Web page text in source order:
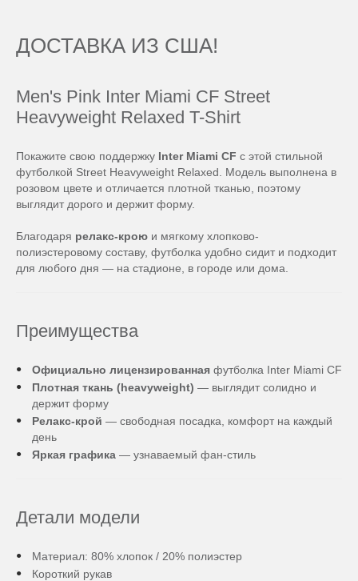
ДОСТАВКА ИЗ США!
Men's Pink Inter Miami CF Street
Heavyweight Relaxed T-Shirt
Покажите свою поддержку Inter Miami CF с этой стильной
футболкой Street Heavyweight Relaxed. Модель выполнена в
розовом цвете и отличается плотной тканью, поэтому
выглядит дорого и держит форму.
Благодаря релакс-крою и мягкому хлопково-
полиэстеровому составу, футболка удобно сидит и подходит
для любого дня — на стадионе, в городе или дома.
Преимущества
Официально лицензированная футболка Inter Miami CF
Плотная ткань (heavyweight) — выглядит солидно и
держит форму
Релакс-крой — свободная посадка, комфорт на каждый
день
Яркая графика — узнаваемый фан-стиль
Детали модели
Материал: 80% хлопок / 20% полиэстер
Короткий рукав